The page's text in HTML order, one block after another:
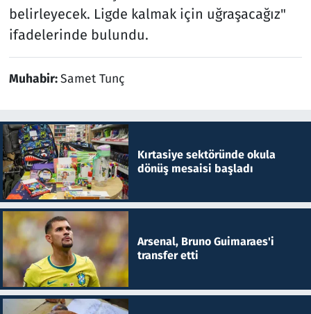
belirleyecek. Ligde kalmak için uğraşacağız"
ifadelerinde bulundu.
Muhabir:Samet Tunç
Kırtasiye sektöründe okula
dönüş mesaisi başladı
Arsenal, Bruno Guimaraes'i
transfer etti